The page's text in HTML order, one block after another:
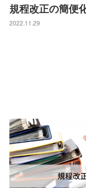
規程改正の簡便
2022.11.29